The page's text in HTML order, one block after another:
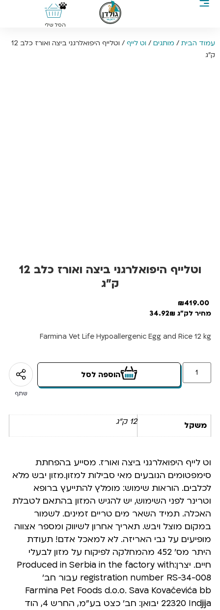
0
הסל שלי
עמוד הבית / מותגים / וט לייף
/ וטלייף היפואלרגני ביצה ואורז כלב 12
ק”ג
וטלייף היפואלרגני ביצה ואורז כלב 12
ק”ג
419.00
₪
מחיר לק"ג 34.92₪
Farmina Vet Life Hypoallergenic Egg and Rice 12 kg
הוספה לסל
שתף
משקל 12 ק"ג
וט לייף היפואלרגני ביצה ואורז. מסייע בהפחתת
סימפטומים הנובעים מאי סבילות למזון.מזון יבש מלא
לכלבים. הוראות שימוש: מומלץ להתייעץ ברופא
וטרינר לפני השימוש, יש להגיש המזון בהתאם לטבלת
האכלה. תמיד השאר מים טריים זמינים. לשמור
במקום מוצל ויבש. תאריך אחרון לשיווק ומספר אצווה
מופיעים על גבי האריזה. לא למאכל אדם! תעודת
היתר מס’ 452 מהמחלקה לפיקוח על מזון לבעלי
חיים. יצרן:Produced in Serbia in the factory with
registration number RS-34-008 עבור חב’
Farmina Pet Foods d.o.o. Sava Kovačevića bb
22320 Indjija יבואן: חב’ כצט בע”מ, החרש 4, הוד